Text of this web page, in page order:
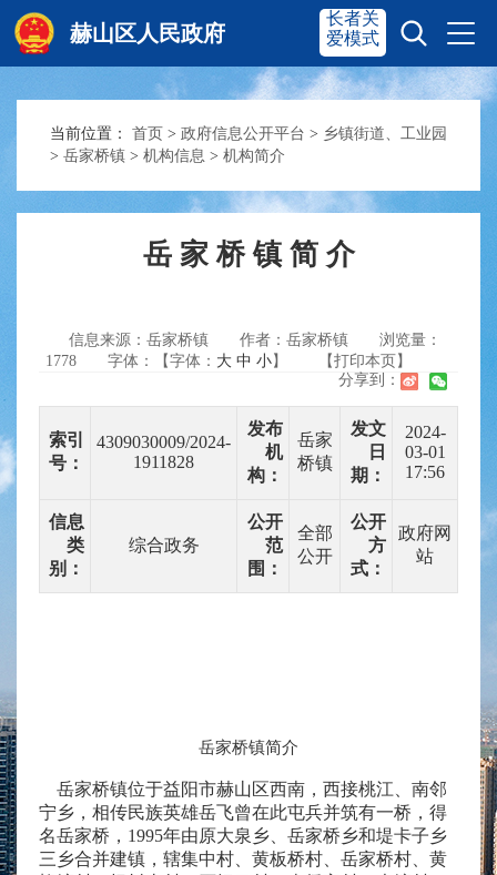
赫山区人民政府
赫山首页 奋进赫山
长者关
爱模式
当前位置： 首页 > 政府信息公开平台 > 乡镇街道、工业园
> 岳家桥镇 > 机构信息 > 机构简介
岳 家 桥 镇 简 介
信息来源：岳家桥镇 作者：岳家桥镇
浏览量：
1778
字体：【字体： 大 中 小】
【打印本页】
分享到：
索引
号：
4309030009/2024-
1911828
发布
机
构：
岳家
桥镇
发文
日
期：
2024-
03-01
17:56
信息
类
别：
综合政务
公开
范
围：
全部
公开
公开
方
式：
政府网
站
岳家桥镇简介
岳家桥镇位于益阳市赫山区西南，西接桃江、南邻
宁乡，相传民族英雄岳飞曾在此屯兵并筑有一桥，得
名岳家桥，1995年由原大泉乡、岳家桥乡和堤卡子乡
三乡合并建镇，辖集中村、黄板桥村、岳家桥村、黄